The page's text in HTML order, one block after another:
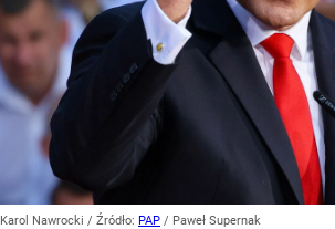
Karol Nawrocki / Źródło: PAP / Paweł Supernak